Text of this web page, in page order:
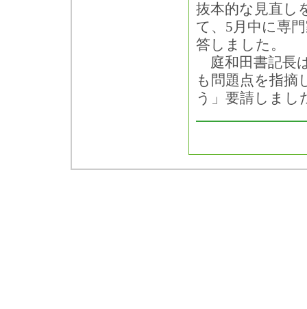
抜本的な見直し
て、5月中に専
答しました。
庭和田書記長
も問題点を指摘
う」要請しまし